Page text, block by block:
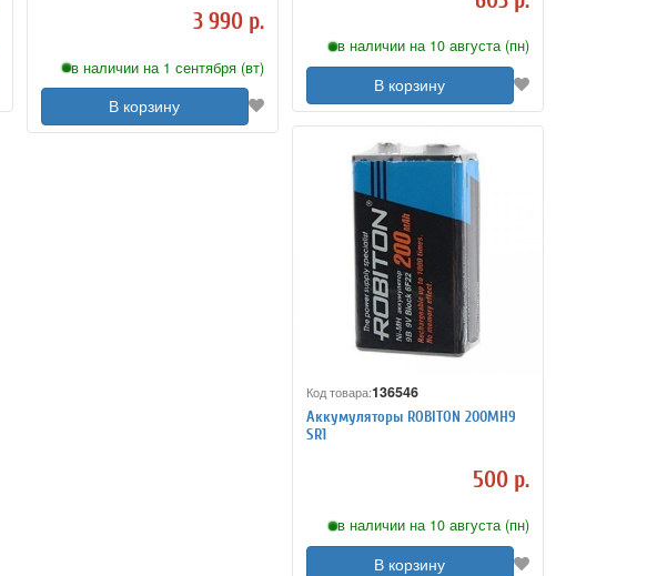
3 990 р.
в наличии на 1 сентября (вт)
В корзину
в наличии на 10 августа (пн)
В корзину
Код товара:136546
Аккумуляторы ROBITON 200MH9
SR1
500 р.
в наличии на 10 августа (пн)
В корзину